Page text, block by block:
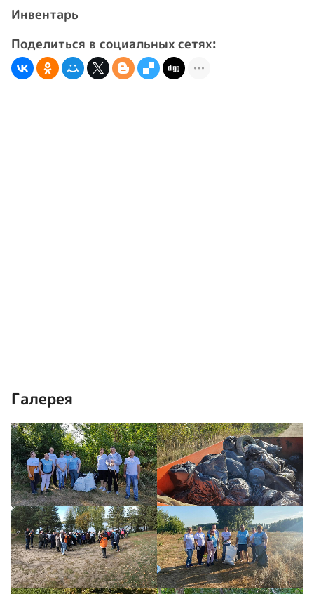
Инвентарь
Поделиться в социальных сетях:
Галерея